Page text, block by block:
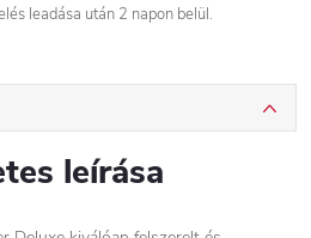
leadása után 2 napon belül.
leírása